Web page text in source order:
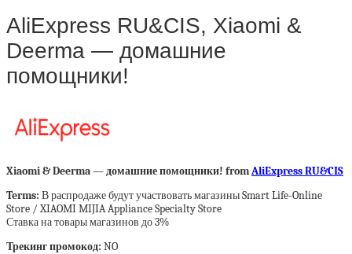
AliExpress RU&CIS, Xiaomi &
Deerma — домашние
помощники!
Xiaomi & Deerma — домашние помощники! fromAliExpress RU&CIS
Terms: В распродаже будут участвовать магазины Smart Life-Online
Store / XIAOMI MIJIA Appliance Specialty Store
Ставка на товары магазинов до 3%
Трекинг промокод: NO